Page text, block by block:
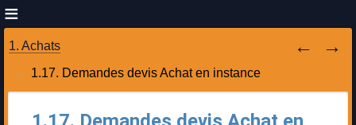
1. Achats
1.17. Demandes devis Achat en instance